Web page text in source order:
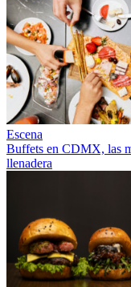
Escena
Buffets en CDMX, las
llenadera